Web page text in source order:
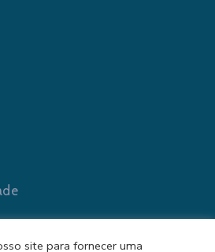
site para fornecer uma